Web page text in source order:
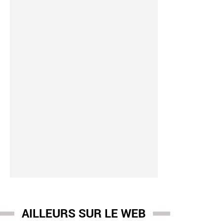
AILLEURS SUR LE WEB